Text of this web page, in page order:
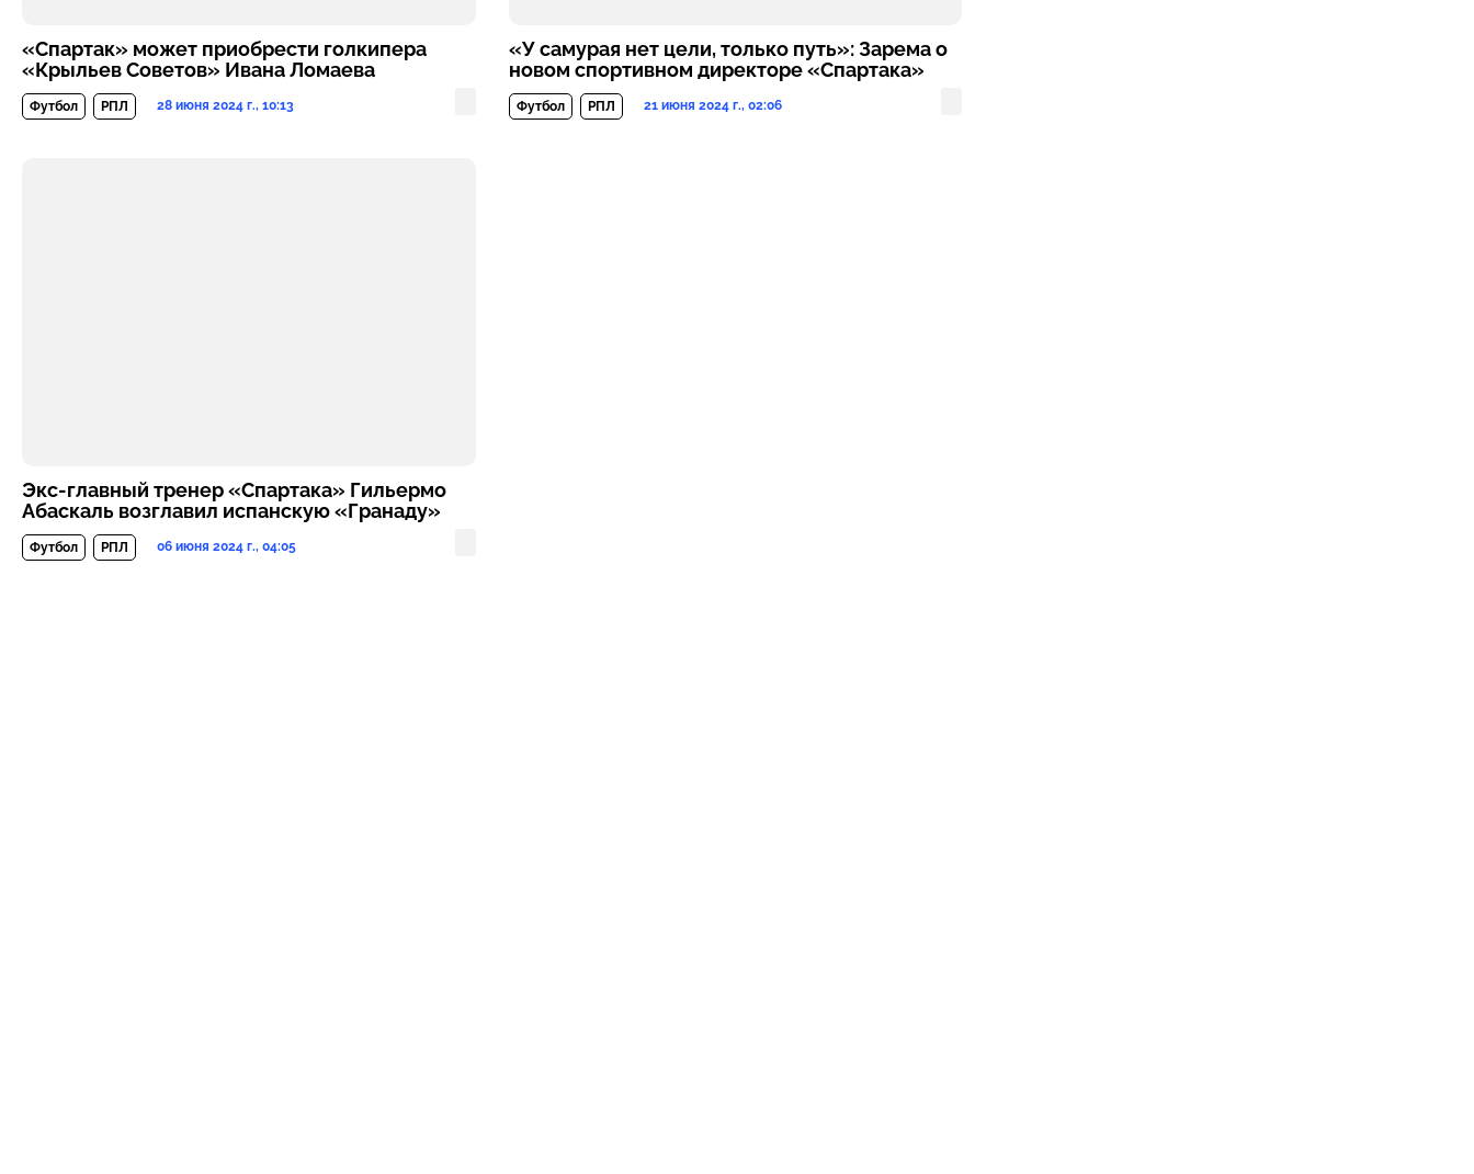
«Спартак» может приобрести голкипера
«Крыльев Советов» Ивана Ломаева
Футбол РПЛ 28 июня 2024 г., 10:13
«У самурая нет цели, только путь»: Зарема о
новом спортивном директоре «Спартака»
Футбол РПЛ 21 июня 2024 г., 02:06
Экс-главный тренер «Спартака» Гильермо
Абаскаль возглавил испанскую «Гранаду»
Футбол РПЛ 06 июня 2024 г., 04:05